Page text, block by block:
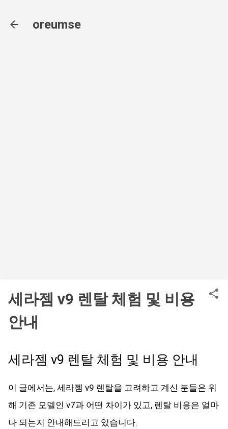
oreumse
세라젬 v9 렌탈 체험 및 비용
안내
세라젬 v9 렌탈 체험 및 비용 안내
이 글에서는, 세라젬 v9 렌탈을 고려하고 계신 분들은 위
해 기존 모델인 v7과 어떤 차이가 있고, 렌탈 비용은 얼마
나 되는지 안내해드리고 있습니다.